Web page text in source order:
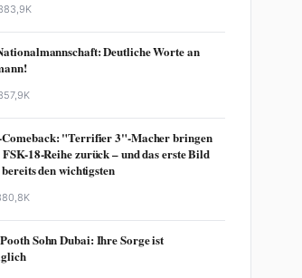
Deutliche Worte an
"Terrifier 3"-Macher bringen
18-Reihe zurück – und das erste Bild
den wichtigsten
Sohn Dubai: Ihre Sorge ist